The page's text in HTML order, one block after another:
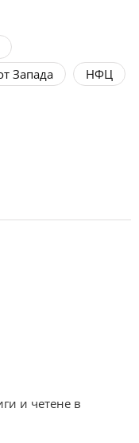
Запада
НФЦ
и четене в